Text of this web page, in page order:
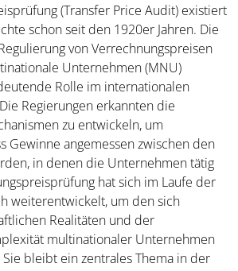
(Transfer Price Audit) existiert
schon seit den 1920er Jahren. Die
von Verrechnungspreisen
Unternehmen (MNU)
Rolle im internationalen
Regierungen erkannten die
zu entwickeln, um
Gewinne angemessen zwischen den
in denen die Unternehmen tätig
hat sich im Laufe der
weiterentwickelt, um den sich
Realitäten und der
multinationaler Unternehmen
bleibt ein zentrales Thema in der